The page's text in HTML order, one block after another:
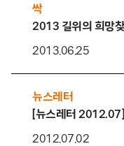
싹
2013 길위의 희망
2013.06.25
뉴스레터
[뉴스레터
2012.07.02